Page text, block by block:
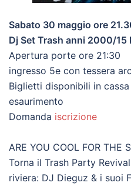
Sabato 30 maggio ore
Dj Set Trash anni 2000/15
Apertura porte ore 21:30
ingresso 5e con tessera
Biglietti disponibili in
esaurimento
Domanda iscrizione
ARE YOU COOL FOR THE
Torna il Trash Party
riviera: DJ Dieguz & i suoi